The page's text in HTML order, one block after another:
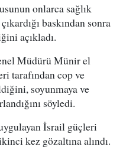
onlarca sağlık
baskından sonra
açıkladı.
Müdürü Münir el
tarafından cop ve
soyunmaya ve
söyledi.
İsrail güçleri
kez gözaltına alındı.